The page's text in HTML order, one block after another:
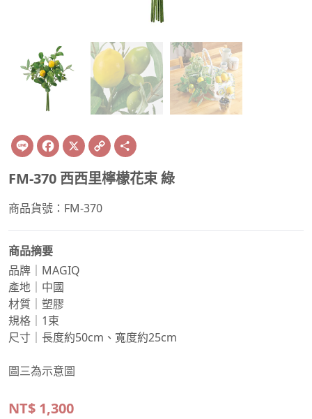
Line Facebook
X Copy
Link
FM-370 西西里檸檬花束 綠
商品貨號：FM-370
商品摘要
品牌｜MAGIQ
產地｜中國
材質｜塑膠
規格｜1束
尺寸｜長度約50cm、寬度約25cm
圖三為示意圖
NT$ 1,300